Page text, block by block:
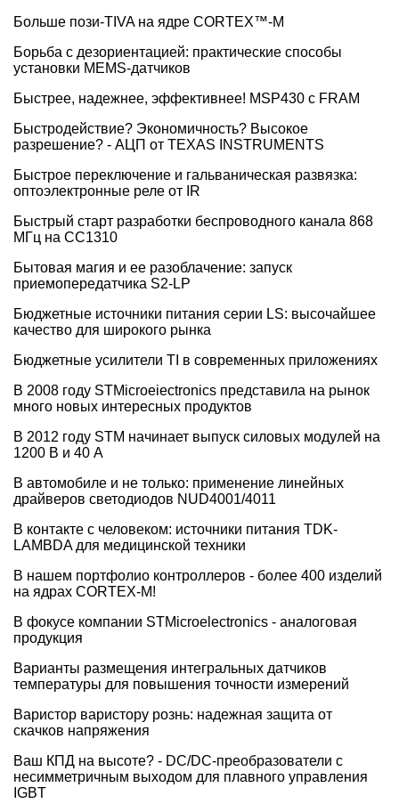
Больше пози-TIVA на ядре CORTEX™-M
Борьба с дезориентацией: практические способы
установки MEMS-датчиков
Быстрее, надежнее, эффективнее! MSP430 с FRAM
Быстродействие? Экономичность? Высокое
разрешение? - АЦП от TEXAS INSTRUMENTS
Быстрое переключение и гальваническая развязка:
оптоэлектронные реле от IR
Быстрый старт разработки беспроводного канала 868
МГц на CC1310
Бытовая магия и ее разоблачение: запуск
приемопередатчика S2-LP
Бюджетные источники питания серии LS: высочайшее
качество для широкого рынка
Бюджетные усилители TI в современных приложениях
В 2008 году STMicroeiectronics представила на рынок
много новых интересных продуктов
В 2012 году STM начинает выпуск силовых модулей на
1200 В и 40 A
В автомобиле и не только: применение линейных
драйверов светодиодов NUD4001/4011
В контакте с человеком: источники питания TDK-
LAMBDA для медицинской техники
В нашем портфолио контроллеров - более 400 изделий
на ядрах CORTEX-M!
В фокусе компании STMicroelectronics - аналоговая
продукция
Варианты размещения интегральных датчиков
температуры для повышения точности измерений
Варистор варистору рознь: надежная защита от
скачков напряжения
Ваш КПД на высоте? - DC/DC-преобразователи с
несимметричным выходом для плавного управления
IGBT